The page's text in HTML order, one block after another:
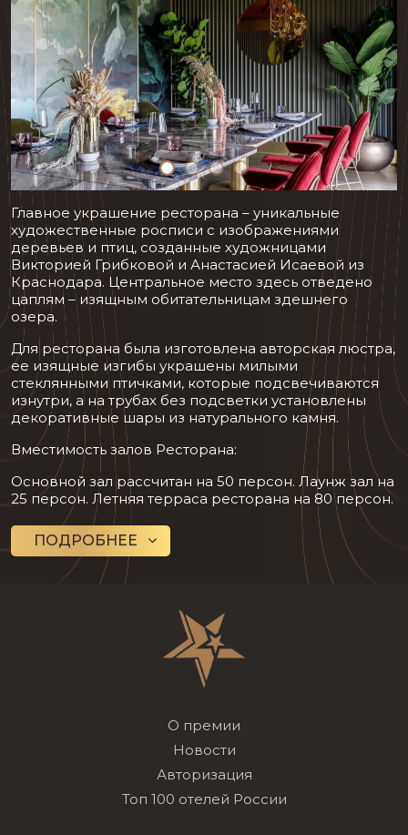
Главное украшение ресторана – уникальные
художественные росписи с изображениями
деревьев и птиц, созданные художницами
Викторией Грибковой и Анастасией Исаевой из
Краснодара. Центральное место здесь отведено
цаплям – изящным обитательницам здешнего
озера.
Для ресторана была изготовлена авторская люстра,
ее изящные изгибы украшены милыми
стеклянными птичками, которые подсвечиваются
изнутри, а на трубах без подсветки установлены
декоративные шары из натурального камня.
Вместимость залов Ресторана:
Основной зал рассчитан на 50 персон. Лаунж зал на
25 персон. Летняя терраса ресторана на 80 персон.
ПОДРОБНЕЕ
О премии
Новости
Авторизация
Топ 100 отелей России